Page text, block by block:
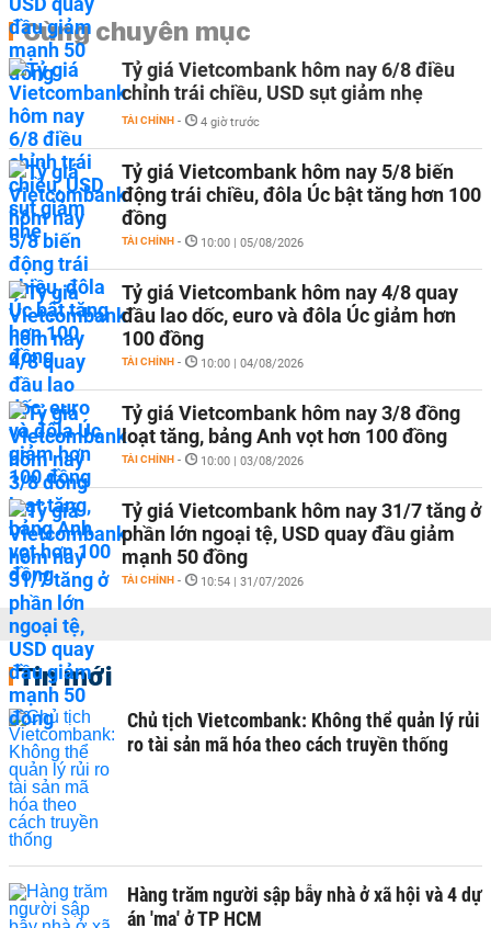
Cùng chuyên mục
Tỷ giá Vietcombank hôm nay 6/8 điều
chỉnh trái chiều, USD sụt giảm nhẹ
TÀI CHÍNH - 4 giờ trước
Tỷ giá Vietcombank hôm nay 5/8 biến
động trái chiều, đôla Úc bật tăng hơn 100
đồng
TÀI CHÍNH - 10:00 | 05/08/2026
Tỷ giá Vietcombank hôm nay 4/8 quay
đầu lao dốc, euro và đôla Úc giảm hơn
100 đồng
TÀI CHÍNH - 10:00 | 04/08/2026
Tỷ giá Vietcombank hôm nay 3/8 đồng
loạt tăng, bảng Anh vọt hơn 100 đồng
TÀI CHÍNH - 10:00 | 03/08/2026
Tỷ giá Vietcombank hôm nay 31/7 tăng ở
phần lớn ngoại tệ, USD quay đầu giảm
mạnh 50 đồng
TÀI CHÍNH - 10:54 | 31/07/2026
Tin mới
Chủ tịch Vietcombank: Không thể quản lý rủi
ro tài sản mã hóa theo cách truyền thống
Hàng trăm người sập bẫy nhà ở xã hội và 4 dự
án 'ma' ở TP HCM